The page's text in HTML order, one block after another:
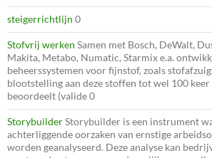
steigerrichtlijn 0
Stofvrij werken Samen met Bosch, DeWalt,
Makita, Metabo, Numatic, Starmix e.a.
beheerssystemen voor fijnstof, zoals
blootstelling aan deze stoffen tot wel 100
beoordeelt (valide 0
StorybuilderStorybuilder is een instrument
achterliggende oorzaken van ernstige
worden geanalyseerd. Deze analyse kan